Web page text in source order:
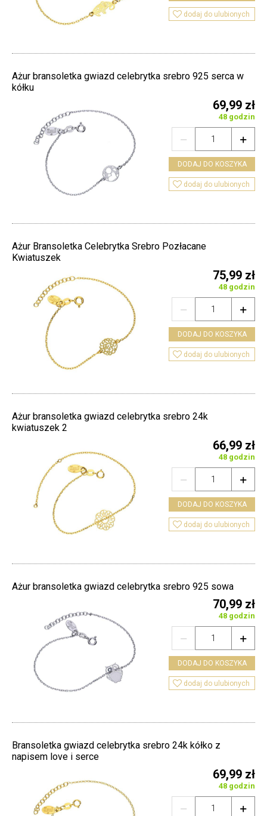
 dodaj do ulubionych
Ażur bransoletka gwiazd celebrytka srebro 925 serca w
kółku
69,99 zł
48 godzin


DODAJ DO KOSZYKA
 dodaj do ulubionych
Ażur Bransoletka Celebrytka Srebro Pozłacane
Kwiatuszek
75,99 zł
48 godzin


DODAJ DO KOSZYKA
 dodaj do ulubionych
Ażur bransoletka gwiazd celebrytka srebro 24k
kwiatuszek 2
66,99 zł
48 godzin


DODAJ DO KOSZYKA
 dodaj do ulubionych
Ażur bransoletka gwiazd celebrytka srebro 925 sowa
70,99 zł
48 godzin


DODAJ DO KOSZYKA
 dodaj do ulubionych
Bransoletka gwiazd celebrytka srebro 24k kółko z
napisem love i serce
69,99 zł
48 godzin

